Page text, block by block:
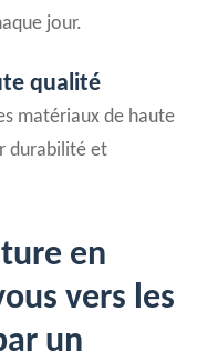
jour.
qualité
matériaux de haute
durabilité et
en
vers les
un